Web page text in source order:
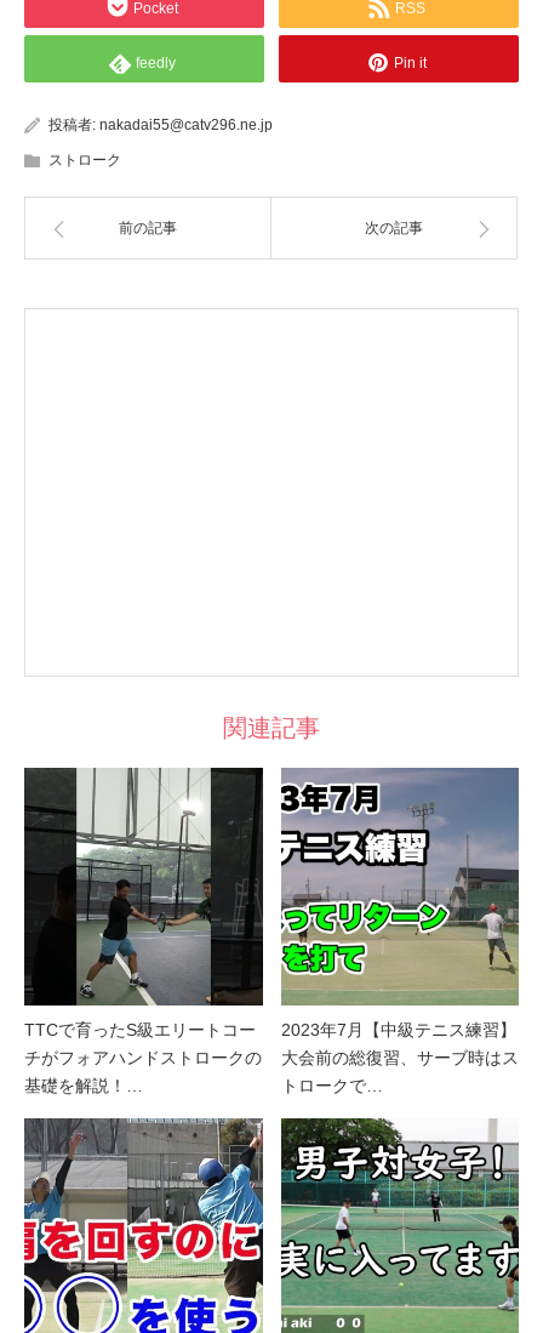
Pocket RSS
feedly Pin it
投稿者: nakadai55@catv296.ne.jp
ストローク
前の記事 次の記事
関連記事
TTCで育ったS級エリートコー
チがフォアハンドストロークの
基礎を解説！…
2023年7月【中級テニス練習】
大会前の総復習、サーブ時はス
トロークで…